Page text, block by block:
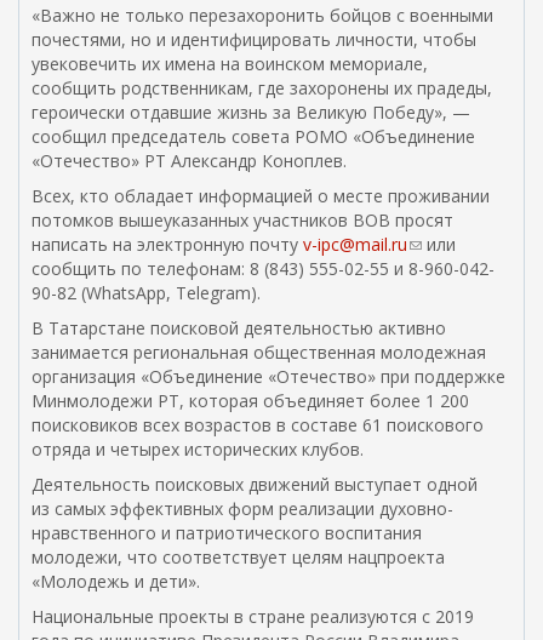
«Важно не только перезахоронить бойцов с военными
почестями, но и идентифицировать личности, чтобы
увековечить их имена на воинском мемориале,
сообщить родственникам, где захоронены их прадеды,
героически отдавшие жизнь за Великую Победу», —
сообщил председатель совета РОМО «Объединение
«Отечество» РТ Александр Коноплев.
Всех, кто обладает информацией о месте проживании
потомков вышеуказанных участников ВОВ просят
написать на электронную почту v-ipc@mail.ru(
с
л
к
а
д
л
о
т
п
р
в
к
или
сообщить по телефонам: 8 (843) 555-02-55 и 8-960-042-
90-82 (WhatsApp, Telegram).
В Татарстане поисковой деятельностью активно
занимается региональная общественная молодежная
организация «Объединение «Отечество» при поддержке
Минмолодежи РТ, которая объединяет более 1 200
поисковиков всех возрастов в составе 61 поискового
отряда и четырех исторических клубов.
Деятельность поисковых движений выступает одной
из самых эффективных форм реализации духовно-
нравственного и патриотического воспитания
молодежи, что соответствует целям нацпроекта
«Молодежь и дети».
Национальные проекты в стране реализуются с 2019